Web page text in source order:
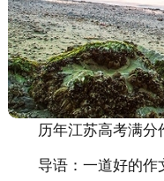
历年江苏高考满分
导语：一道好的作